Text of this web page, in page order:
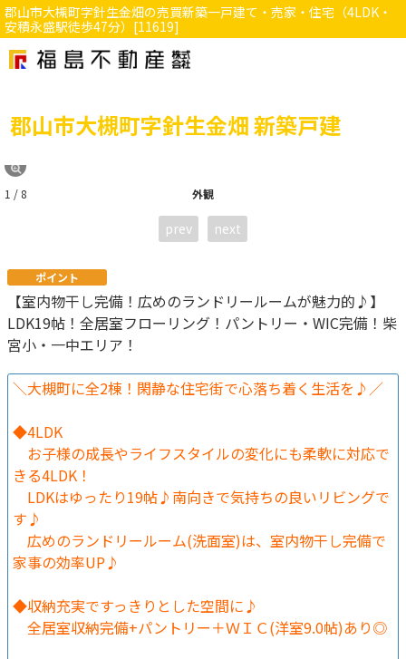
郡山市大槻町字針生金畑の売買新築一戸建て・売家・住宅（4LDK・
安積永盛駅徒歩47分）[11619]
郡山市大槻町字針生金畑 新築戸建
外観
1 / 8
prev next
ポイント
【室内物干し完備！広めのランドリールームが魅力的♪】
LDK19帖！全居室フローリング！パントリー・WIC完備！柴
宮小・一中エリア！
＼大槻町に全2棟！閑静な住宅街で心落ち着く生活を♪／
◆4LDK
お子様の成長やライフスタイルの変化にも柔軟に対応で
きる4LDK！
LDKはゆったり19帖♪南向きで気持ちの良いリビングで
す♪
広めのランドリールーム(洗面室)は、室内物干し完備で
家事の効率UP♪
◆収納充実ですっきりとした空間に♪
全居室収納完備+パントリー＋ＷＩＣ(洋室9.0帖)あり◎